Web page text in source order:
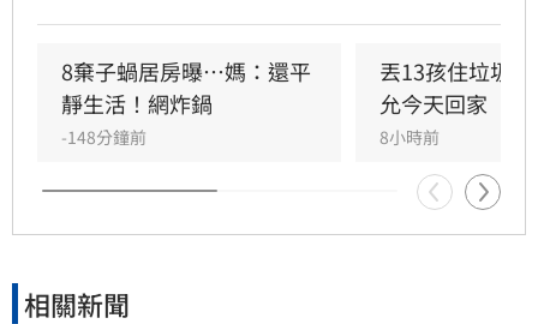
孩童健康無虞。然而，針對縣府處置被質疑慢半
拍，前社會處長、律師桂祥晟重砲抨擊，主張縣
府應立即向法院聲請停止親權及保護令，以保障
孩童權益。他更公開表示已備妥相關訴狀，呼籲
縣府展現鐵腕執法，切勿讓孩子淪為制度外的犧
牲品，應儘速介入給予實質保護與安置。
8棄子蝸居房曝⋯媽：還平
靜生活！網炸鍋
-148分鐘前
丟13孩住垃圾
允今天回家
8小時前
相關新聞